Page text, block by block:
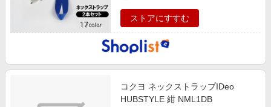
ストアにすすむ
コクヨ ネックストラップIDeo
HUBSTYLE 紺 NML1DB